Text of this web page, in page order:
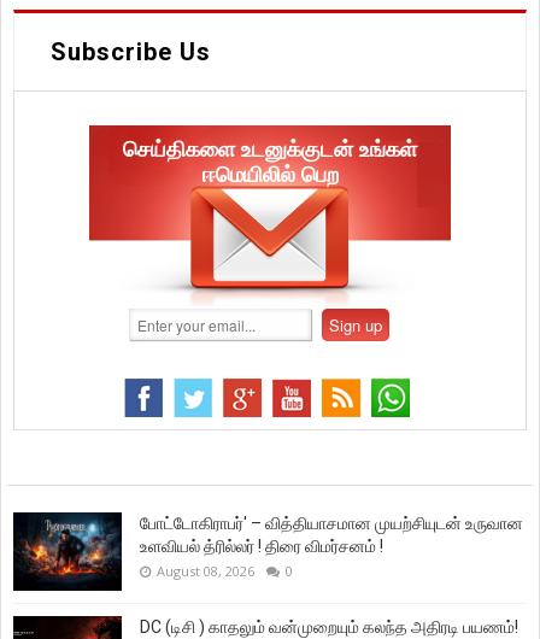
Subscribe Us
செய்திகளை உடனுக்குடன் உங்கள்
ஈமெயிலில் பெற
போட்டோகிராபர்' – வித்தியாசமான முயற்சியுடன் உருவான
உளவியல் த்ரில்லர் ! திரை விமர்சனம் !
August 08, 2026 0
DC (டிசி ) காதலும் வன்முறையும் கலந்த அதிரடி பயணம்!